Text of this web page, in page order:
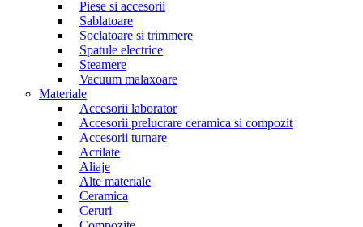
Piese si accesorii
Sablatoare
Soclatoare si trimmere
Spatule electrice
Steamere
Vacuum malaxoare
Materiale
Accesorii laborator
Accesorii prelucrare ceramica si compozit
Accesorii turnare
Acrilate
Aliaje
Alte materiale
Ceramica
Ceruri